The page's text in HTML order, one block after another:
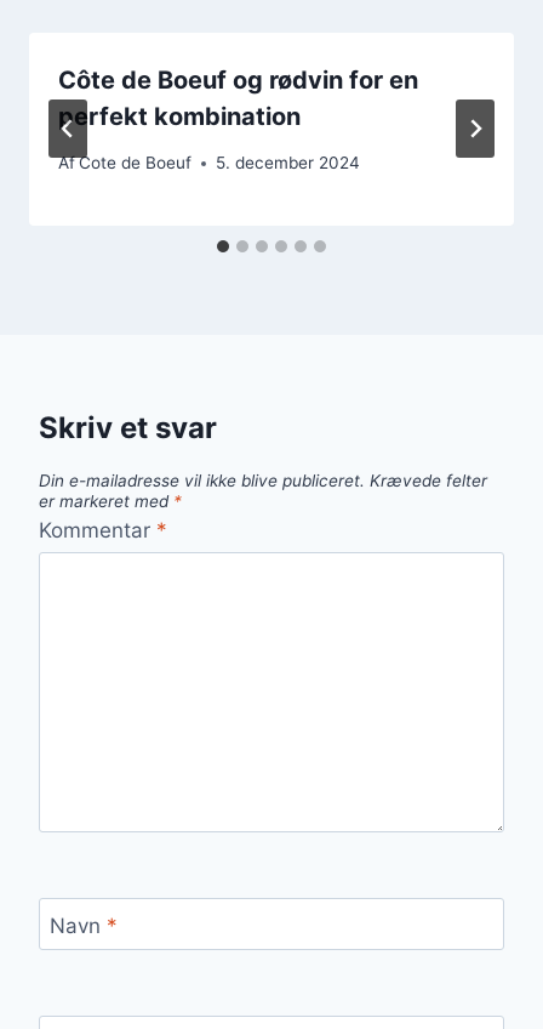
Côte de Boeuf og rødvin for en
perfekt kombination
AfCote de Boeuf 5. december 2024
Skriv et svar
Din e-mailadresse vil ikke blive publiceret. Krævede felter
er markeret med *
Kommentar *
Navn *